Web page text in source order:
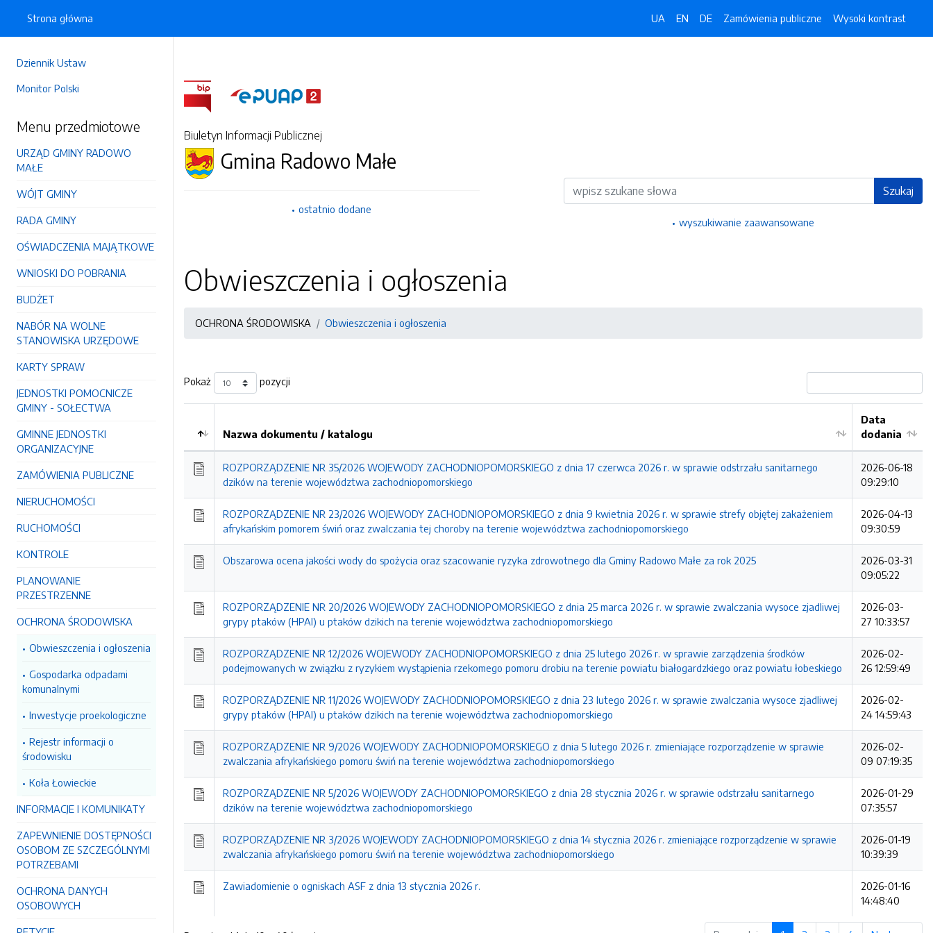
Dziennik Ustaw
Monitor Polski
Menu przedmiotowe
URZĄD GMINY RADOWO
MAŁE
WÓJT GMINY
RADA GMINY
OŚWIADCZENIA MAJĄTKOWE
WNIOSKI DO POBRANIA
BUDŻET
NABÓR NA WOLNE
STANOWISKA URZĘDOWE
KARTY SPRAW
JEDNOSTKI POMOCNICZE
GMINY - SOŁECTWA
GMINNE JEDNOSTKI
ORGANIZACYJNE
ZAMÓWIENIA PUBLICZNE
NIERUCHOMOŚCI
RUCHOMOŚCI
KONTROLE
PLANOWANIE
PRZESTRZENNE
OCHRONA ŚRODOWISKA
Obwieszczenia i ogłoszenia
Gospodarka odpadami
komunalnymi
Inwestycje proekologiczne
Rejestr informacji o
środowisku
Koła Łowieckie
INFORMACJE I KOMUNIKATY
ZAPEWNIENIE DOSTĘPNOŚCI
OSOBOM ZE SZCZEGÓLNYMI
POTRZEBAMI
OCHRONA DANYCH
OSOBOWYCH
Strona główna UA EN DE Zamówienia publiczne Wysoki kontrast
Biuletyn Informacji Publicznej
Gmina Radowo Małe
ostatnio dodane
Wyszukiwarka Szukaj
wyszukiwanie zaawansowane
Obwieszczenia i ogłoszenia
OCHRONA ŚRODOWISKA Obwieszczenia i ogłoszenia
Pokaż pozycji
Kolejność
Nazwa dokumentu / katalogu
Data
dodania
ROZPORZĄDZENIE NR 35/2026 WOJEWODY ZACHODNIOPOMORSKIEGO z dnia 17 czerwca 2026 r. w sprawie odstrzału sanitarnego
dzików na terenie województwa zachodniopomorskiego
2026-06-18
09:29:10
ROZPORZĄDZENIE NR 23/2026 WOJEWODY ZACHODNIOPOMORSKIEGO z dnia 9 kwietnia 2026 r. w sprawie strefy objętej zakażeniem
afrykańskim pomorem świń oraz zwalczania tej choroby na terenie województwa zachodniopomorskiego
2026-04-13
09:30:59
Obszarowa ocena jakości wody do spożycia oraz szacowanie ryzyka zdrowotnego dla Gminy Radowo Małe za rok 2025
2026-03-31
09:05:22
ROZPORZĄDZENIE NR 20/2026 WOJEWODY ZACHODNIOPOMORSKIEGO z dnia 25 marca 2026 r. w sprawie zwalczania wysoce zjadliwej
grypy ptaków (HPAI) u ptaków dzikich na terenie województwa zachodniopomorskiego
2026-03-
27 10:33:57
ROZPORZĄDZENIE NR 12/2026 WOJEWODY ZACHODNIOPOMORSKIEGO z dnia 25 lutego 2026 r. w sprawie zarządzenia środków
podejmowanych w związku z ryzykiem wystąpienia rzekomego pomoru drobiu na terenie powiatu białogardzkiego oraz powiatu łobeskiego
2026-02-
26 12:59:49
ROZPORZĄDZENIE NR 11/2026 WOJEWODY ZACHODNIOPOMORSKIEGO z dnia 23 lutego 2026 r. w sprawie zwalczania wysoce zjadliwej
grypy ptaków (HPAI) u ptaków dzikich na terenie województwa zachodniopomorskiego
2026-02-
24 14:59:43
ROZPORZĄDZENIE NR 9/2026 WOJEWODY ZACHODNIOPOMORSKIEGO z dnia 5 lutego 2026 r. zmieniające rozporządzenie w sprawie
zwalczania afrykańskiego pomoru świń na terenie województwa zachodniopomorskiego
2026-02-
09 07:19:35
ROZPORZĄDZENIE NR 5/2026 WOJEWODY ZACHODNIOPOMORSKIEGO z dnia 28 stycznia 2026 r. w sprawie odstrzału sanitarnego
dzików na terenie województwa zachodniopomorskiego
2026-01-29
07:35:57
ROZPORZĄDZENIE NR 3/2026 WOJEWODY ZACHODNIOPOMORSKIEGO z dnia 14 stycznia 2026 r. zmieniające rozporządzenie w sprawie
zwalczania afrykańskiego pomoru świń na terenie województwa zachodniopomorskiego
2026-01-19
10:39:39
Zawiadomienie o ogniskach ASF z dnia 13 stycznia 2026 r.
2026-01-16
14:48:40